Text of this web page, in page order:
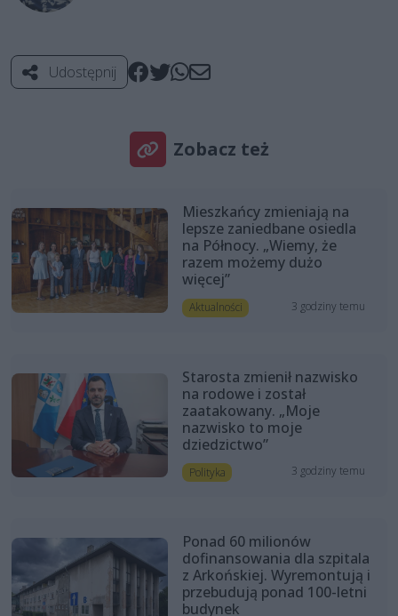
Udostępnij
Zobacz też
Mieszkańcy zmieniają na
lepsze zaniedbane osiedla
na Północy. „Wiemy, że
razem możemy dużo
więcej”
Aktualności 3 godziny temu
Starosta zmienił nazwisko
na rodowe i został
zaatakowany. „Moje
nazwisko to moje
dziedzictwo”
Polityka 3 godziny temu
Ponad 60 milionów
dofinansowania dla szpitala
z Arkońskiej. Wyremontują i
przebudują ponad 100-letni
budynek